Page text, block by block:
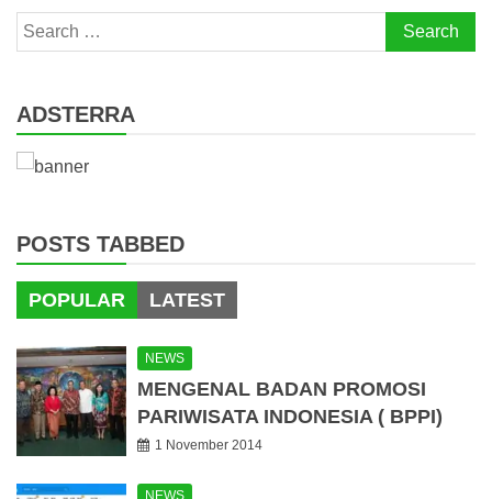
Search
for:
ADSTERRA
POSTS TABBED
POPULAR LATEST
NEWS
MENGENAL BADAN PROMOSI
PARIWISATA INDONESIA ( BPPI)
1 November 2014
NEWS